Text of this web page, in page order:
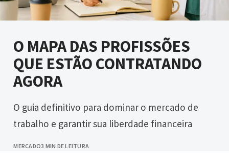
O MAPA DAS PROFISSÕES
QUE ESTÃO CONTRATANDO
AGORA
O guia definitivo para dominar o mercado de
trabalho e garantir sua liberdade financeira
MERCADO3 MIN DE LEITURA